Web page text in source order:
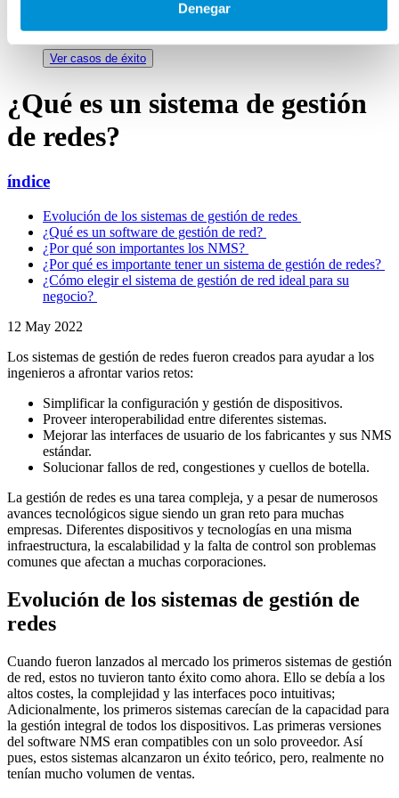
Denegar
Ver casos de éxito
¿Qué es un sistema de gestión
de redes?
índice
Evolución de los sistemas de gestión de redes
¿Qué es un software de gestión de red?
¿Por qué son importantes los NMS?
¿Por qué es importante tener un sistema de gestión de redes?
¿Cómo elegir el sistema de gestión de red ideal para su
negocio?
12 May 2022
Los sistemas de gestión de redes fueron creados para ayudar a los
ingenieros a afrontar varios retos:
Simplificar la configuración y gestión de dispositivos.
Proveer interoperabilidad entre diferentes sistemas.
Mejorar las interfaces de usuario de los fabricantes y sus NMS
estándar.
Solucionar fallos de red, congestiones y cuellos de botella.
La gestión de redes es una tarea compleja, y a pesar de numerosos
avances tecnológicos sigue siendo un gran reto para muchas
empresas. Diferentes dispositivos y tecnologías en una misma
infraestructura, la escalabilidad y la falta de control son problemas
comunes que afectan a muchas corporaciones.
Evolución de los sistemas de gestión de
redes
Cuando fueron lanzados al mercado los primeros sistemas de gestión
de red, estos no tuvieron tanto éxito como ahora. Ello se debía a los
altos costes, la complejidad y las interfaces poco intuitivas;
Adicionalmente, los primeros sistemas carecían de la capacidad para
la gestión integral de todos los dispositivos. Las primeras versiones
del software NMS eran compatibles con un solo proveedor. Así
pues, estos sistemas alcanzaron un éxito teórico, pero, realmente no
tenían mucho volumen de ventas.